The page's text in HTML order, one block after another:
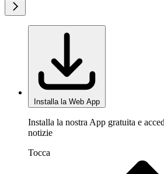
Installa la Web App
Installa la nostra App gratuita e
notizie
Tocca